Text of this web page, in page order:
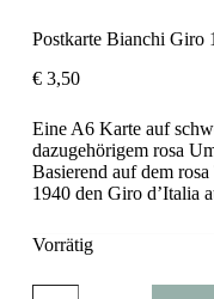
Postkarte Bianchi Giro
€3,50
Eine A6 Karte auf
dazugehörigem rosa
Basierend auf dem
1940 den Giro d’Italia
Vorrätig